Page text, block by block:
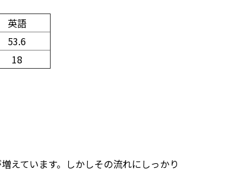
英語
53.6
18
えています。しかしその流れにしっかり